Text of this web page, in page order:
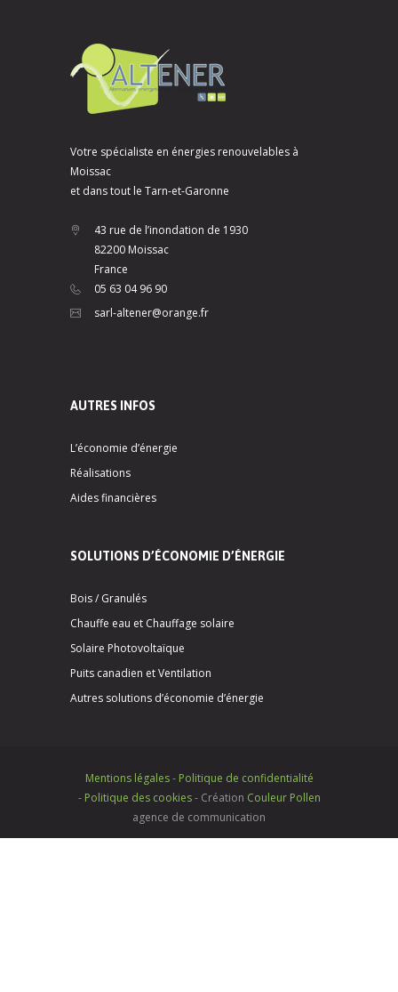
Votre spécialiste en énergies renouvelables à
Moissac
et dans tout le Tarn-et-Garonne
43 rue de l’inondation de 1930
82200 Moissac
France
05 63 04 96 90
sarl-altener@orange.fr
AUTRES INFOS
L’économie d’énergie
Réalisations
Aides financières
SOLUTIONS D’ÉCONOMIE D’ÉNERGIE
Bois / Granulés
Chauffe eau et Chauffage solaire
Solaire Photovoltaïque
Puits canadien et Ventilation
Autres solutions d’économie d’énergie
Mentions légales- Politique de confidentialité
- Politique des cookies- Création Couleur Pollen
agence de communication